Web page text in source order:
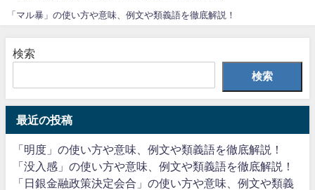
「マル暴」の使い方や意味、例文や類義語を徹底解説！
検索
検索
最近の投稿
「明度」の使い方や意味、例文や類義語を徹底解説！
「没入感」の使い方や意味、例文や類義語を徹底解説！
「日銀金融政策決定会合」の使い方や意味、例文や類義